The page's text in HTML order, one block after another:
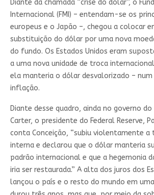
Diante da chamada “crise do dólar”, o
Internacional (FMI) – entendam-se os
europeus e o Japão –, chegou a colocar
substituição do dólar por uma nova
do fundo. Os Estados Unidos eram
a uma nova unidade de troca
ela manteria o dólar desvalorizado –
inflação.
Diante desse quadro, ainda no governo
Carter, o presidente do Federal Reserve,
conta Conceição, “subiu violentamente a
interna e declarou que o dólar manteria
padrão internacional e que a hegemonia
iria ser restaurada.” A alta dos juros dos
lançou o país e o resto do mundo em